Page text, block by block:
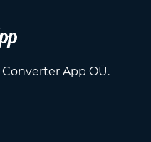
App OÜ.